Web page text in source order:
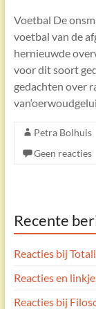
Voetbal De
voetbal van de
hernieuwde
voor dit soort
gedachten over
Petra Bolhuis
Geen reacties
Recente
Reacties bij
Reacties en
Reacties bij